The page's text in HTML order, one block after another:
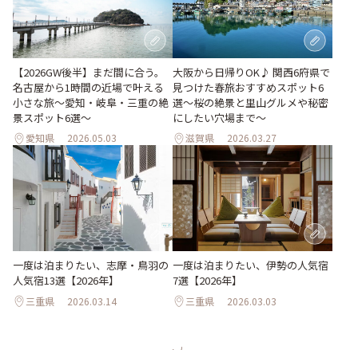
【2026GW後半】まだ間に合う。
名古屋から1時間の近場で叶える
小さな旅～愛知・岐阜・三重の絶
景スポット6選～
愛知県 2026.05.03
大阪から日帰りOK♪ 関西6府県で
見つけた春旅おすすめスポット6
選～桜の絶景と里山グルメや秘密
にしたい穴場まで～
滋賀県 2026.03.27
一度は泊まりたい、志摩・鳥羽の
人気宿13選【2026年】
三重県 2026.03.14
一度は泊まりたい、伊勢の人気宿
7選【2026年】
三重県 2026.03.03